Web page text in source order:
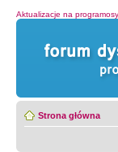
Aktualizacje na
Strona główna